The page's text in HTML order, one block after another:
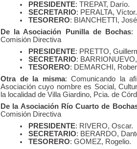
PRESIDENTE: TREPAT, Darío.
SECRETARIO: PERALTA, Víctor.
TESORERO: BIANCHETTI,
De la Asociación Punilla de Bochas:
Comisión Directiva
PRESIDENTE: PRETTO,
SECRETARIO:
TESORERO: DEMARCHI,
Otra de la misma: Comunicando la
Asociación cuyo nombre es Social,
la localidad de Villa Giardino, Pcia. de
De la Asociación Río Cuarto de
Comisión Directiva
PRESIDENTE: RIVERO, Oscar.
SECRETARIO: BERARDO,
TESORERO: GOMEZ, Rogelio.